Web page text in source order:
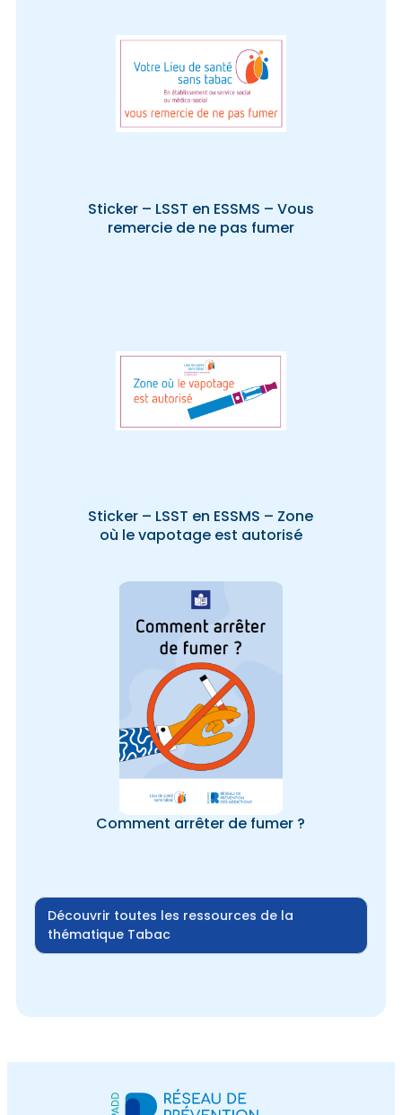
Sticker – LSST en ESSMS – Vous
remercie de ne pas fumer
Sticker – LSST en ESSMS – Zone
où le vapotage est autorisé
Comment arrêter de fumer ?
Découvrir toutes les ressources de la
thématique Tabac